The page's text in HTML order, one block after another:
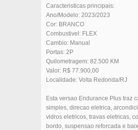
Caracteristicas principais:
Ano/Modelo: 2023/2023
Cor: BRANCO
Combustivel: FLEX
Cambio: Manual
Portas: 2P
Quilometragem: 82.500 KM
Valor: R$ 77.900,00
Localidade: Volta Redonda/RJ
Esta versao Endurance Plus traz
simples, direcao eletrica,
vidros eletricos, travas eletricas,
bordo, suspensao reforcada e